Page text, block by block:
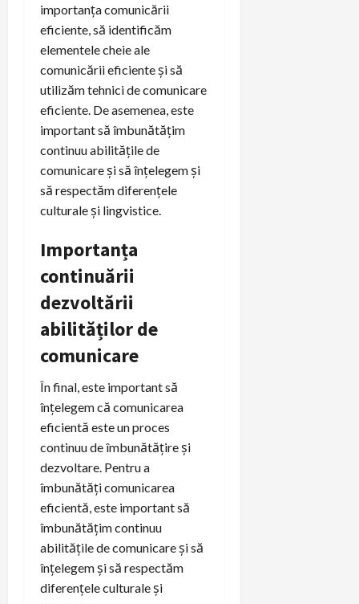
importanța comunicării
eficiente, să identificăm
elementele cheie ale
comunicării eficiente și să
utilizăm tehnici de comunicare
eficiente. De asemenea, este
important să îmbunătățim
continuu abilitățile de
comunicare și să înțelegem și
să respectăm diferențele
culturale și lingvistice.
Importanța
continuării
dezvoltării
abilităților de
comunicare
În final, este important să
înțelegem că comunicarea
eficientă este un proces
continuu de îmbunătățire și
dezvoltare. Pentru a
îmbunătăți comunicarea
eficientă, este important să
îmbunătățim continuu
abilitățile de comunicare și să
înțelegem și să respectăm
diferențele culturale și